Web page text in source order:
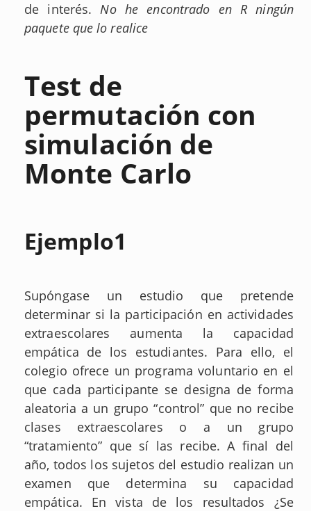
de interés.No he encontrado en R ningún
paquete que lo realice
Test de
permutación con
simulación de
Monte Carlo
Ejemplo1
Supóngase un estudio que pretende
determinar si la participación en actividades
extraescolares aumenta la capacidad
empática de los estudiantes. Para ello, el
colegio ofrece un programa voluntario en el
que cada participante se designa de forma
aleatoria a un grupo “control” que no recibe
clases extraescolares o a un grupo
“tratamiento” que sí las recibe. A final del
año, todos los sujetos del estudio realizan un
examen que determina su capacidad
empática. En vista de los resultados ¿Se